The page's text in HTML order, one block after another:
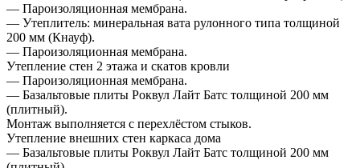
— Пароизоляционная мембрана.
— Утеплитель: минеральная вата рулонного типа толщиной
200 мм (Кнауф).
— Пароизоляционная мембрана.
Утепление стен 2 этажа и скатов кровли
— Пароизоляционная мембрана.
— Базальтовые плиты Роквул Лайт Батс толщиной 200 мм
(плитный).
Монтаж выполняется с перехлёстом стыков.
Утепление внешних стен каркаса дома
— Базальтовые плиты Роквул Лайт Батс толщиной 200 мм